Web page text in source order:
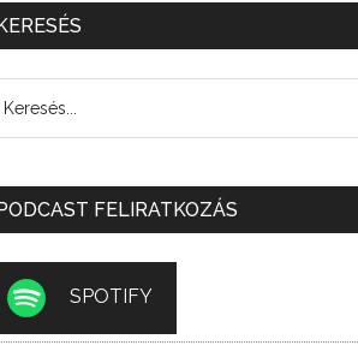
FELIRATKOZÁS
SPOTIFY